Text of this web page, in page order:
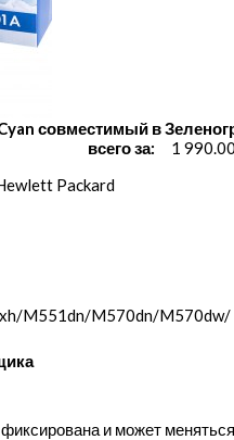
совместимый в
всего за:
1
Packard
​M551dn/​M570dn/​M570dw/​
и может